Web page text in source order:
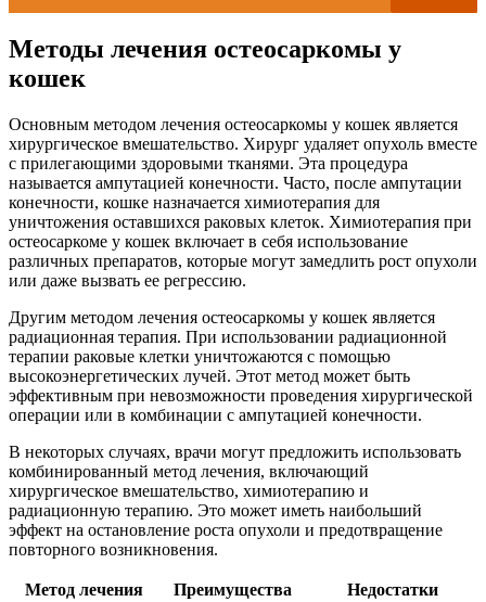
Методы лечения остеосаркомы у
кошек
Основным методом лечения остеосаркомы у кошек является
хирургическое вмешательство. Хирург удаляет опухоль вместе
с прилегающими здоровыми тканями. Эта процедура
называется ампутацией конечности. Часто, после ампутации
конечности, кошке назначается химиотерапия для
уничтожения оставшихся раковых клеток. Химиотерапия при
остеосаркоме у кошек включает в себя использование
различных препаратов, которые могут замедлить рост опухоли
или даже вызвать ее регрессию.
Другим методом лечения остеосаркомы у кошек является
радиационная терапия. При использовании радиационной
терапии раковые клетки уничтожаются с помощью
высокоэнергетических лучей. Этот метод может быть
эффективным при невозможности проведения хирургической
операции или в комбинации с ампутацией конечности.
В некоторых случаях, врачи могут предложить использовать
комбинированный метод лечения, включающий
хирургическое вмешательство, химиотерапию и
радиационную терапию. Это может иметь наибольший
эффект на остановление роста опухоли и предотвращение
повторного возникновения.
Метод лечения Преимущества Недостатки